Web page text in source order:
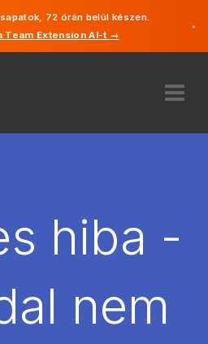
72 órán belül készen.
Team Extension AI-t →
×
hiba -
nem